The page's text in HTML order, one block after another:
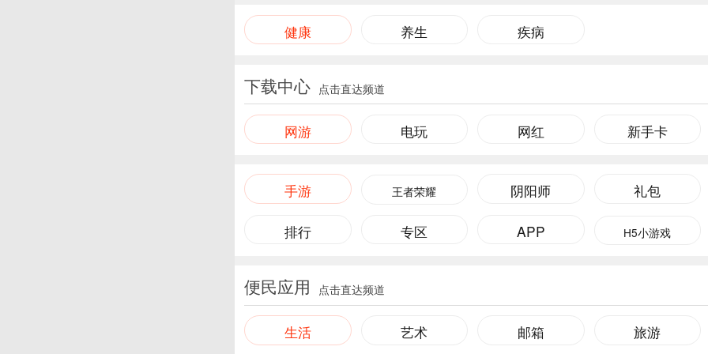
健康 养生 疾病
下载中心 点击直达频道
网游 电玩 网红 新手卡
手游 王者荣耀 阴阳师 礼包
排行 专区 APP H5小游戏
便民应用 点击直达频道
生活 艺术 邮箱 旅游